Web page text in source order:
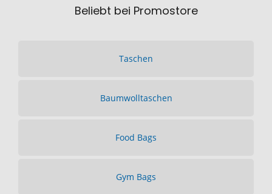
Beliebt bei Promostore
Taschen
Baumwolltaschen
Food Bags
Gym Bags